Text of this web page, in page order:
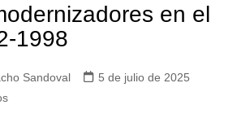
en el
1998
Sandoval
5 de julio de 2025